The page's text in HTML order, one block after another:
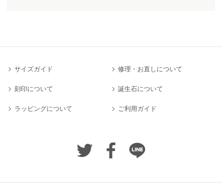
サイズガイド 修理・お直しについて
刻印について 誕生石について
ラッピングについて ご利用ガイド